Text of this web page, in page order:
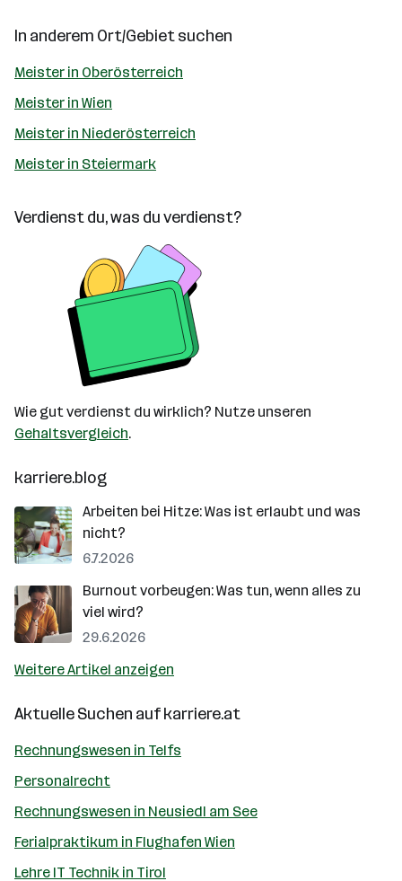
In anderem Ort/Gebiet suchen
Meister in Oberösterreich
Meister in Wien
Meister in Niederösterreich
Meister in Steiermark
Verdienst du, was du verdienst?
Wie gut verdienst du wirklich? Nutze unseren
Gehaltsvergleich.
karriere.blog
Arbeiten bei Hitze: Was ist erlaubt und was
nicht?
6.7.2026
Burnout vorbeugen: Was tun, wenn alles zu
viel wird?
29.6.2026
Weitere Artikel anzeigen
Aktuelle Suchen aufkarriere.at
Rechnungswesen in Telfs
Personalrecht
Rechnungswesen in Neusiedl am See
Ferialpraktikum in Flughafen Wien
Lehre IT Technik in Tirol